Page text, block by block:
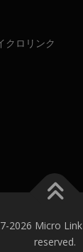
クロリンク
2026 Micro
reserved.